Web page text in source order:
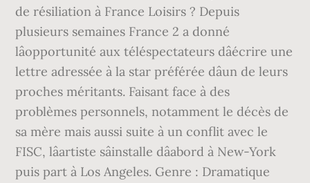
de résiliation à France Loisirs ? Depuis
plusieurs semaines France 2 a donné
lâopportunité aux téléspectateurs dâécrire une
lettre adressée à la star préférée dâun de leurs
proches méritants. Faisant face à des
problèmes personnels, notamment le décès de
sa mère mais aussi suite à un conflit avec le
FISC, lâartiste sâinstalle dâabord à New-York
puis part à Los Angeles. Genre : Dramatique